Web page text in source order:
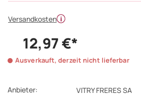
Versandkosten
Anbieter: VITRY FRERES SA
12,97 €*
Ausverkauft, derzeit nicht lieferbar